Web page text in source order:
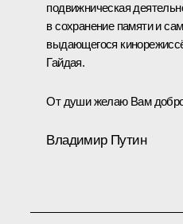
подвижническая
в сохранение памяти и
выдающегося
Гайдая.
От души желаю Вам
Владимир Путин